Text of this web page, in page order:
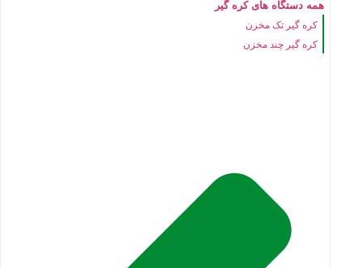
همه دستگاه های کره گیر
کره گیر تک مخزن
کره گیر چند مخزن